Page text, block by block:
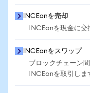
INCEonを売却
INCEonを現金に交
INCEonをスワップ
ブロックチェーン
INCEonを取引しま